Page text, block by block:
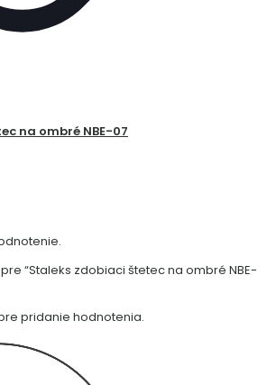
na ombré NBE-07
“Staleks zdobiaci štetec na ombré NBE-
pridanie hodnotenia.